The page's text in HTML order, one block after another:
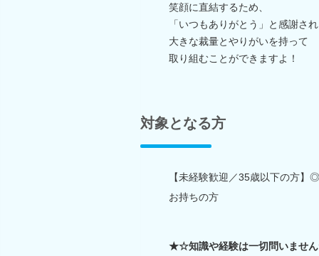
笑顔に直結するため、
「いつもありがとう」と感謝さ
大きな裁量とやりがいを持って
取り組むことができますよ！
対象となる方
【未経験歓迎／35歳以下の方
お持ちの方
★☆知識や経験は一切問いませ